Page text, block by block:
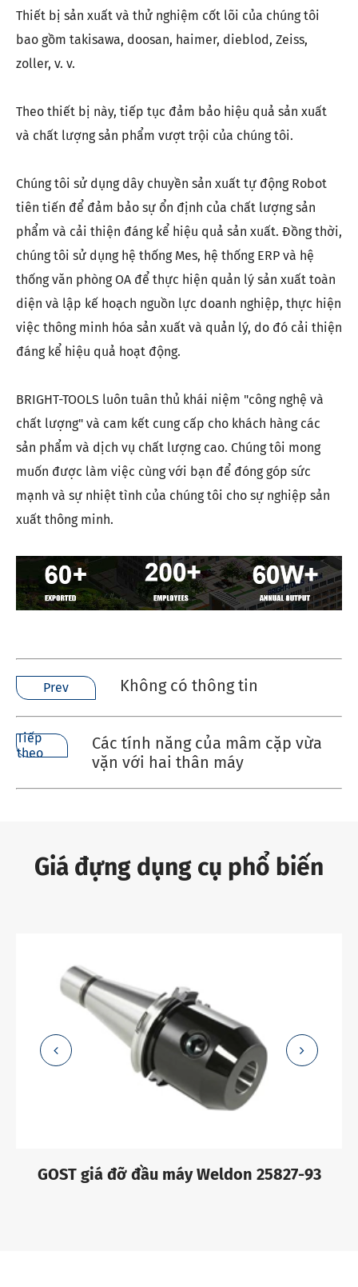
Thiết bị sản xuất và thử nghiệm cốt lõi của chúng tôi
bao gồm takisawa, doosan, haimer, dieblod, Zeiss,
zoller, v. v.
Theo thiết bị này, tiếp tục đảm bảo hiệu quả sản xuất
và chất lượng sản phẩm vượt trội của chúng tôi.
Chúng tôi sử dụng dây chuyền sản xuất tự động Robot
tiên tiến để đảm bảo sự ổn định của chất lượng sản
phẩm và cải thiện đáng kể hiệu quả sản xuất. Đồng thời,
chúng tôi sử dụng hệ thống Mes, hệ thống ERP và hệ
thống văn phòng OA để thực hiện quản lý sản xuất toàn
diện và lập kế hoạch nguồn lực doanh nghiệp, thực hiện
việc thông minh hóa sản xuất và quản lý, do đó cải thiện
đáng kể hiệu quả hoạt động.
BRIGHT-TOOLS luôn tuân thủ khái niệm "công nghệ và
chất lượng" và cam kết cung cấp cho khách hàng các
sản phẩm và dịch vụ chất lượng cao. Chúng tôi mong
muốn được làm việc cùng với bạn để đóng góp sức
mạnh và sự nhiệt tình của chúng tôi cho sự nghiệp sản
xuất thông minh.
Prev Không có thông tin
Tiếp
theo
Các tính năng của mâm cặp vừa
vặn với hai thân máy
Giá đựng dụng cụ phổ biến
GOST giá đỡ đầu máy Weldon 25827-93